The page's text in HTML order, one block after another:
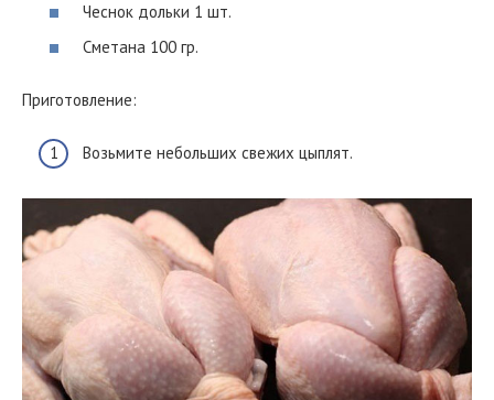
Чеснок дольки 1 шт.
Сметана 100 гр.
Приготовление:
Возьмите небольших свежих цыплят.